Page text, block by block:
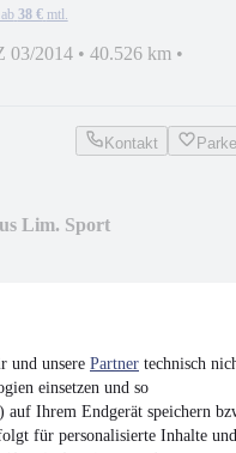
und unsere Partner technisch
einsetzen und so
auf Ihrem Endgerät speichern
für personalisierte Inhalte und
38 € mtl.
03/2014 • 40.526 km •
Kontakt
Lim. Sport
Kontakt